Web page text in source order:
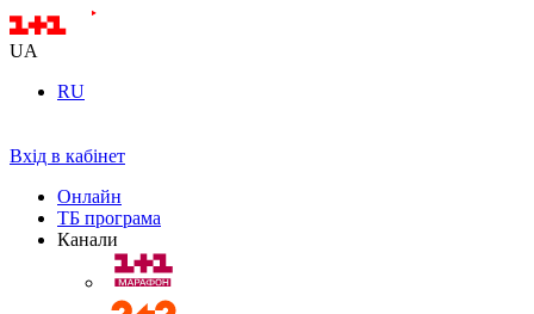
UA
RU
Вхід в кабінет
Онлайн
ТБ програма
Канали